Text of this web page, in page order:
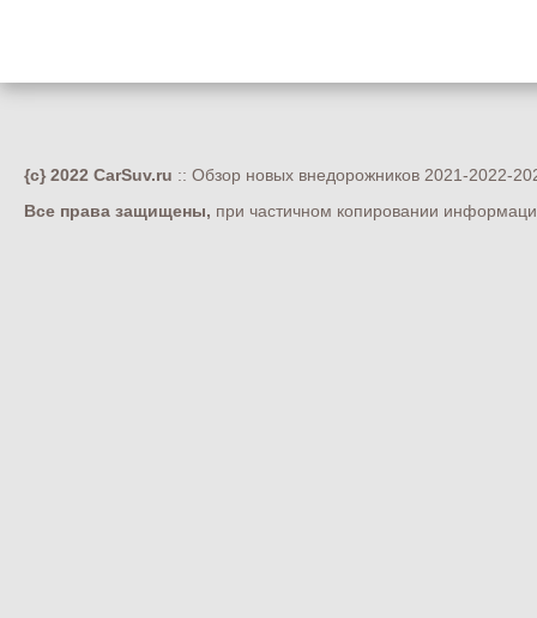
{c} 2022 CarSuv.ru :: Обзор новых внедорожников 2021-2022-
Все права защищены, при частичном копировании